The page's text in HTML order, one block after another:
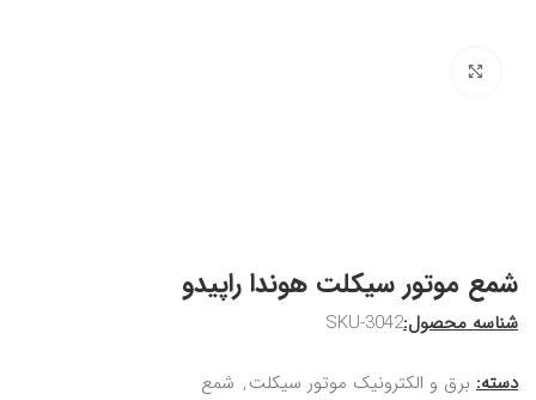
شمع موتور سیکلت هوندا راپیدو
شناسه محصول:SKU-3042
دسته: برق و الکترونیک موتور سیکلت, شمع